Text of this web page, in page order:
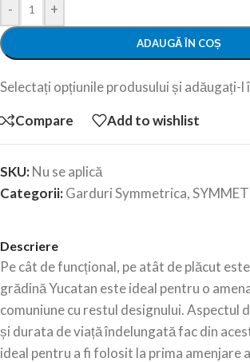
- +
ADAUGĂ ÎN COȘ
Selectați opțiunile produsului și adăugați-l
Compare Add to wishlist
SKU:Nu se aplică
Categorii:Garduri Symmetrica,
Descriere
Pe cât de funcțional, pe atât de plăcut
grădină Yucatan este ideal pentru o
comuniune cu restul designului. Aspectul
și durata de viață îndelungată fac din
ideal pentru a fi folosit la prima amenjare